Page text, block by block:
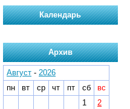
Календарь
Архив
Август - 2026
пн
вт ср чт пт сб
вс
1
2